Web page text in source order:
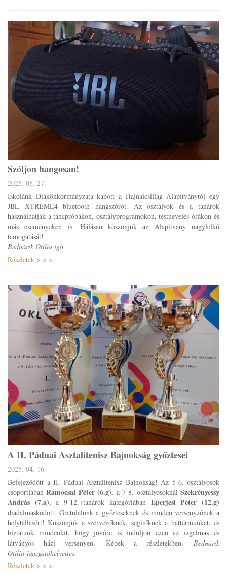
Szóljon hangosan!
2025. 05. 27.
Iskolánk Diákönkormányzata kapott a Hajnalcsillag Alapítványtól egy
JBL XTREME4 bluetooth hangszórót. Az osztályok és a tanárok
használhatják a táncpróbákon, osztályprogramokon, testnevelés órákon és
más eseményeken is. Hálásan köszönjük az Alapítvány nagylelkű
támogatását!
Bednárik Otília igh.
Részletek > > >
A II. Páduai Asztalitenisz Bajnokság győztesei
2025. 04. 16.
Befejeződött a II. Páduai Asztalitenisz Bajnokság! Az 5-6. osztályosok
csoportjábanRamocsai Péter (6.g), a 7-8. osztályosoknálSzekrényessy
András (7.a), a 9-12.+tanárok kategóriában Eperjesi Péter (12.g)
diadalmaskodott. Gratulálunk a győzteseknek és minden versenyzőnek a
helytállásért! Köszönjük a szervezőknek, segítőknek a háttérmunkát, és
bíztatunk mindenkit, hogy jövőre is induljon ezen az izgalmas és
látványos házi versenyen. Képek a részletekben. Bednárik
Otília igazgatóhelyettes
Részletek > > >